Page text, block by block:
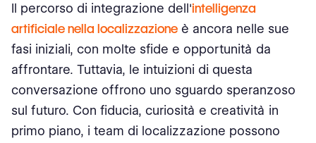
Il percorso di integrazione dell'intelligenza
artificiale nella localizzazione è ancora nelle sue
fasi iniziali, con molte sfide e opportunità da
affrontare. Tuttavia, le intuizioni di questa
conversazione offrono uno sguardo speranzoso
sul futuro. Con fiducia, curiosità e creatività in
primo piano, i team di localizzazione possono